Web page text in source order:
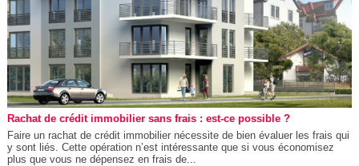
Rachat de crédit immobilier sans frais : est-ce possible ?
Faire un rachat de crédit immobilier nécessite de bien évaluer les frais qui
y sont liés. Cette opération n’est intéressante que si vous économisez
plus que vous ne dépensez en frais de...